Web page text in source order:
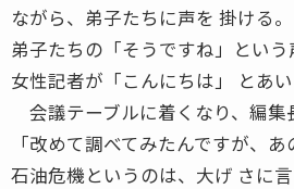
ながら、弟子たちに声を 掛ける。
弟子たちの「そうですね」という
女性記者が「こんにちは」 とあい
会議テーブルに着くなり、編集
「改めて調べてみたんですが、
石油危機というのは、大げ さに